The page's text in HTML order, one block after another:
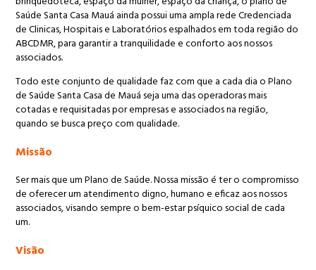
Saúde Santa Casa Mauá ainda possui uma ampla rede Credenciada
de Clinicas, Hospitais e Laboratórios espalhados em toda região do
ABCDMR, para garantir a tranquilidade e conforto aos nossos
associados.
Todo este conjunto de qualidade faz com que a cada dia o Plano
de Saúde Santa Casa de Mauá seja uma das operadoras mais
cotadas e requisitadas por empresas e associados na região,
quando se busca preço com qualidade.
Missão
Ser mais que um Plano de Saúde. Nossa missão é ter o compromisso
de oferecer um atendimento digno, humano e eficaz aos nossos
associados, visando sempre o bem-estar psíquico social de cada
um.
Visão